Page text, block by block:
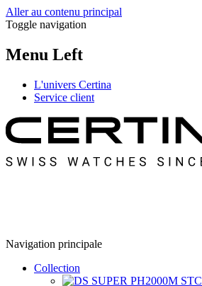
Aller au contenu principal
Toggle navigation
Menu Left
L'univers Certina
Service client
Navigation principale
Collection